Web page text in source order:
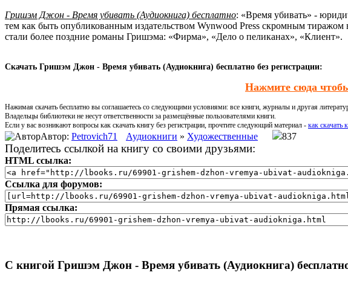
Гришэм Джон - Время убивать (Аудиокнига) бесплатно: «Время убивать» -
тем как быть опубликованным издательством Wynwood Press скромным
стали более поздние романы Гришэма: «Фирма», «Дело о пеликанах», «Клиент».
Скачать Гришэм Джон - Время убивать (Аудиокнига) бесплатно без регистрации:
Нажмите сюда чтобы
Нажимая скачать бесплатно вы соглашаетесь со следующими условиями: все книги, журналы и другая
Владельцы библиотеки не несут ответственности за размещённые пользователями книги.
Если у вас возникают вопросы как скачать книгу без регистрации, прочтите следующий материал - как скачать
Автор: Petrovich71 Аудиокниги » Художественные 837
Поделитесь ссылкой на книгу со своими друзьями:
HTML ссылка:
Ссылка для форумов:
Прямая ссылка:
С книгой Гришэм Джон - Время убивать (Аудиокнига)